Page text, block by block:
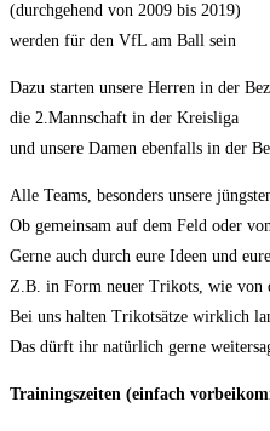
(durchgehend von 2009 bis 2019)
werden für den VfL am Ball sein
Dazu starten unsere Herren in der
die 2.Mannschaft in der Kreisliga
und unsere Damen ebenfalls in der
Alle Teams, besonders unsere
Ob gemeinsam auf dem Feld oder
Gerne auch durch eure Ideen und
Z.B. in Form neuer Trikots, wie von
Bei uns halten Trikotsätze wirklich
Das dürft ihr natürlich gerne
Trainingszeiten (einfach